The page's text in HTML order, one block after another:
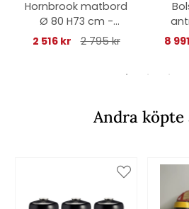
Hornbrook matbord
Ø 80 H73 cm -
grå/glas
2 516 kr 2 795 kr 8
Andra köpte